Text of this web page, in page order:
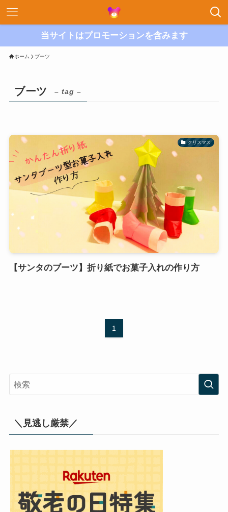
当サイトはプロモーションを含みます
ホーム ブーツ
ブーツ – tag –
クリスマス
【サンタのブーツ】折り紙でお菓子入れの作り方
1
＼見逃し厳禁／